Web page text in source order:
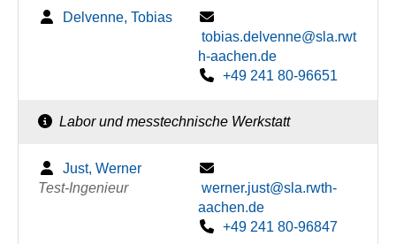
Delvenne, Tobias
tobias.delvenne@sla.rwt
h-aachen.de
+49 241 80-96651
Labor und messtechnische Werkstatt
Just, Werner
Test-Ingenieur
werner.just@sla.rwth-
aachen.de
+49 241 80-96847